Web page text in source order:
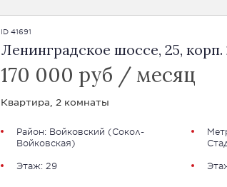
ID 41691
Ленинградское шоссе, 25, корп.
170 000 руб / месяц
Квартира, 2 комнаты
Район: Войковский (Сокол-
Войковская)
Этаж: 29